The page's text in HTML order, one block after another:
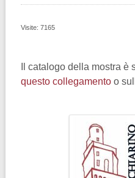
Visite: 7165
Il catalogo della mostra è
questo collegamentoo